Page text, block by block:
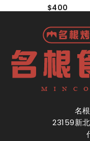
$400
名
23159新